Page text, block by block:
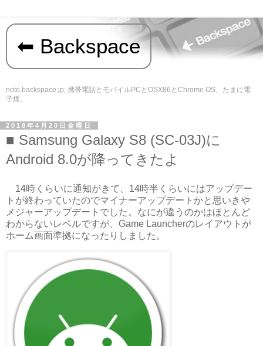
Backspace
note.backspace.jp; 携帯電話とモバイルPCとOSX86とChrome OS、たまに電
子煙。
2018年4月20日金曜日
Samsung Galaxy S8 (SC-03J)に
Android 8.0が降ってきたよ
14時くらいに通知がきて、14時半くらいにはアップデー
トが終わっていたのでマイナーアップデートかと思いきや
メジャーアップデートでした。なにが違うのかはほとんど
わからないレベルですが、Game Launcherのレイアウトが
ホーム画面準拠になったりしました。